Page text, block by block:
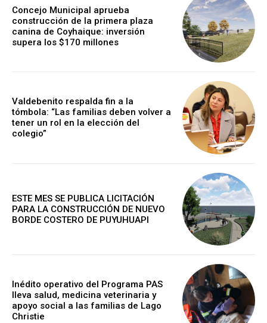
Concejo Municipal aprueba
construcción de la primera plaza
canina de Coyhaique: inversión
supera los $170 millones
Valdebenito respalda fin a la
tómbola: “Las familias deben volver a
tener un rol en la elección del
colegio”
ESTE MES SE PUBLICA LICITACIÓN
PARA LA CONSTRUCCIÓN DE NUEVO
BORDE COSTERO DE PUYUHUAPI
Inédito operativo del Programa PAS
lleva salud, medicina veterinaria y
apoyo social a las familias de Lago
Christie